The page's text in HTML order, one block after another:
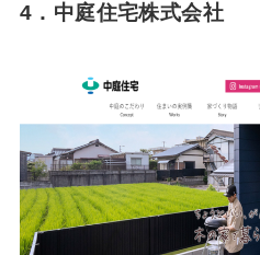
4．中庭住宅株式会社